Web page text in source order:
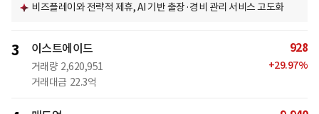
비즈플레이와 전략적 제휴, AI 기반 출장·경비 관리 서비스 고도화
3 이스트에이드
거래량 2,620,951
거래대금 22.3억
928
+29.97%